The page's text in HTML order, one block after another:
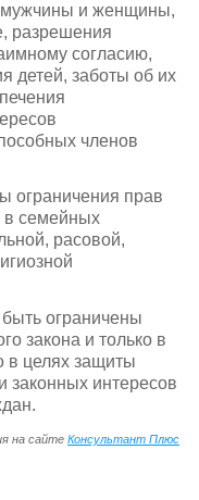
мужчины и женщины,
разрешения
согласию,
детей, заботы об их
членов
прав
в семейных
расовой,
ограничены
закона и только в
в целях защиты
законных интересов
на сайтеКонсультант Плюс